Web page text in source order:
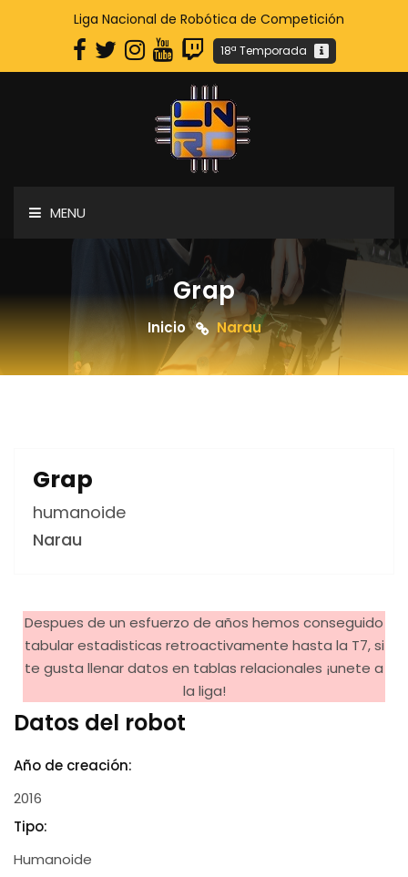
Liga Nacional de Robótica de Competición
18ª Temporada
MENU
Grap
Inicio Narau
Grap
humanoide
Narau
Despues de un esfuerzo de años hemos conseguido
tabular estadisticas retroactivamente hasta la T7, si
te gusta llenar datos en tablas relacionales ¡unete a
la liga!
Datos del robot
Año de creación:
2016
Tipo:
Humanoide